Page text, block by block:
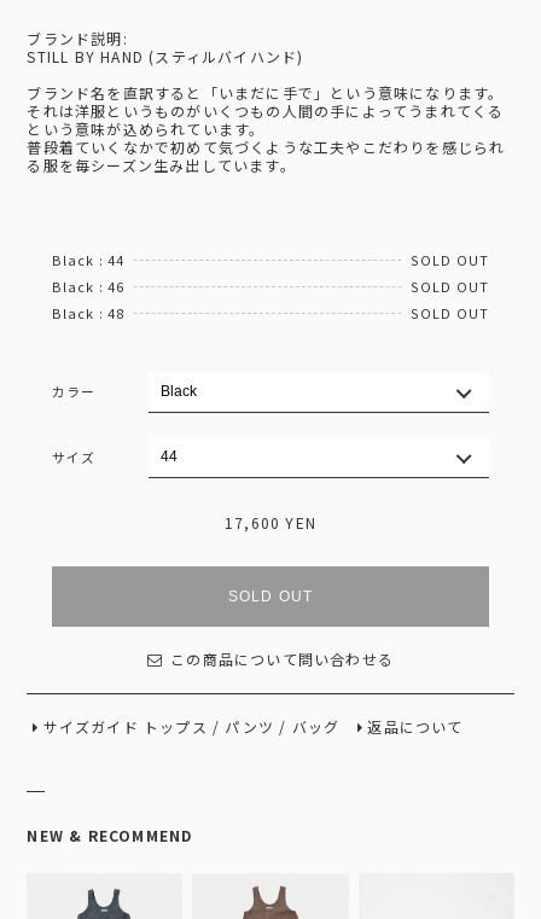
ブランド説明:
STILL BY HAND (スティルバイハンド)
ブランド名を直訳すると「いまだに手で」という意味になります。
それは洋服というものがいくつもの人間の手によってうまれてくる
という意味が込められています。
普段着ていくなかで初めて気づくような工夫やこだわりを感じられ
る服を毎シーズン生み出しています。
Black : 44
SOLD OUT
Black : 46
SOLD OUT
Black : 48
SOLD OUT
カラー
サイズ
17,600 YEN
SOLD OUT
この商品について問い合わせる
サイズガイド トップス / パンツ / バッグ 返品について
NEW & RECOMMEND